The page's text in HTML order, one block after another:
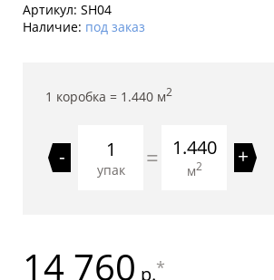
Артикул: SH04
Наличие: под заказ
1 коробка = 1.440 м2
-
упак = 1.440
м2 +
14 760 р.*